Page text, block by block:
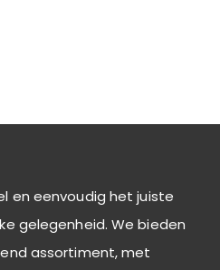
en eenvoudig het juiste
gelegenheid. We bieden
assortiment, met